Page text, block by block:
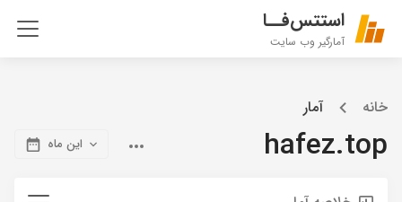
استتس‌فــا
آمارگیر وب سایت
خانه آمار
hafez.top این ماه